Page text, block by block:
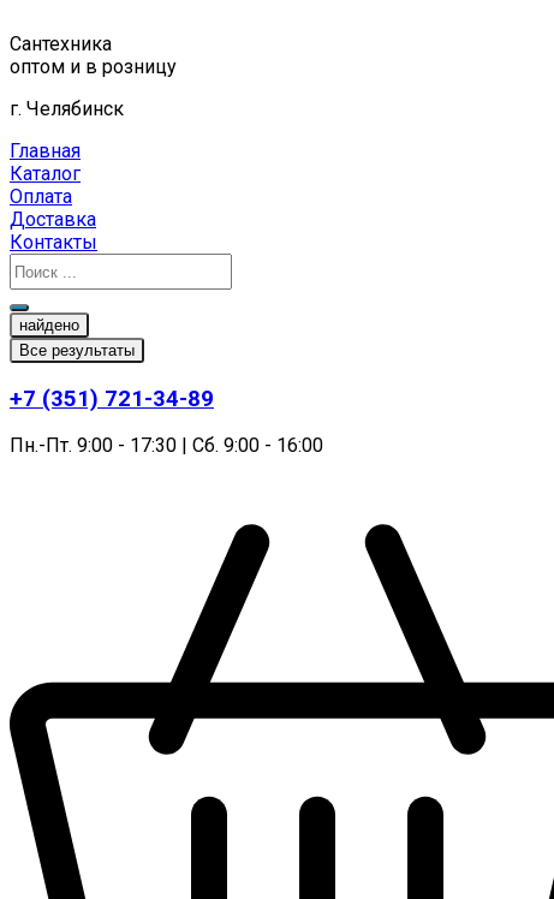
к
содержимому
Сантехника
оптом и в розницу
г. Челябинск
Главная
Каталог
Оплата
Доставка
Контакты
найдено
Все результаты
+7 (351) 721-34-89
Пн.-Пт. 9:00 - 17:30 | Сб. 9:00 - 16:00